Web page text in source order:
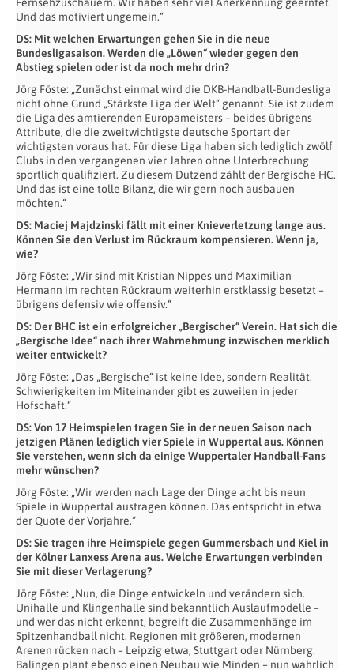
Und das motiviert ungemein.“
DS: Mit welchen Erwartungen gehen Sie in die neue
Bundesligasaison. Werden die „Löwen“ wieder gegen den
Abstieg spielen oder ist da noch mehr drin?
Jörg Föste: „Zunächst einmal wird die DKB-Handball-Bundesliga
nicht ohne Grund „Stärkste Liga der Welt“ genannt. Sie ist zudem
die Liga des amtierenden Europameisters – beides übrigens
Attribute, die die zweitwichtigste deutsche Sportart der
wichtigsten voraus hat. Für diese Liga haben sich lediglich zwölf
Clubs in den vergangenen vier Jahren ohne Unterbrechung
sportlich qualifiziert. Zu diesem Dutzend zählt der Bergische HC.
Und das ist eine tolle Bilanz, die wir gern noch ausbauen
möchten.“
DS: Maciej Majdzinski fällt mit einer Knieverletzung lange aus.
Können Sie den Verlust im Rückraum kompensieren. Wenn ja,
wie?
Jörg Föste: „Wir sind mit Kristian Nippes und Maximilian
Hermann im rechten Rückraum weiterhin erstklassig besetzt –
übrigens defensiv wie offensiv.“
DS: Der BHC ist ein erfolgreicher „Bergischer“ Verein. Hat sich die
„Bergische Idee“ nach ihrer Wahrnehmung inzwischen merklich
weiter entwickelt?
Jörg Föste: „Das „Bergische“ ist keine Idee, sondern Realität.
Schwierigkeiten im Miteinander gibt es zuweilen in jeder
Hofschaft.“
DS: Von 17 Heimspielen tragen Sie in der neuen Saison nach
jetzigen Plänen lediglich vier Spiele in Wuppertal aus. Können
Sie verstehen, wenn sich da einige Wuppertaler Handball-Fans
mehr wünschen?
Jörg Föste: „Wir werden nach Lage der Dinge acht bis neun
Spiele in Wuppertal austragen können. Das entspricht in etwa
der Quote der Vorjahre.“
DS: Sie tragen ihre Heimspiele gegen Gummersbach und Kiel in
der Kölner Lanxess Arena aus. Welche Erwartungen verbinden
Sie mit dieser Verlagerung?
Jörg Föste: „Nun, die Dinge entwickeln und verändern sich.
Unihalle und Klingenhalle sind bekanntlich Auslaufmodelle –
und wer das nicht erkennt, begreift die Zusammenhänge im
Spitzenhandball nicht. Regionen mit größeren, modernen
Arenen rücken nach – Leipzig etwa, Stuttgart oder Nürnberg.
Balingen plant ebenso einen Neubau wie Minden – nun wahrlich